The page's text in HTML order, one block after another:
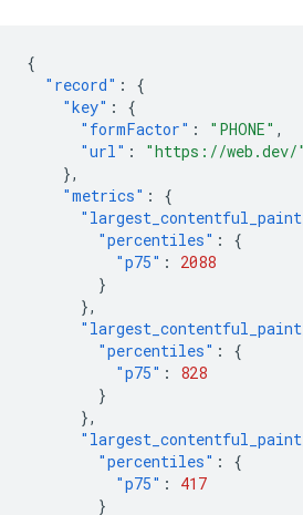
{
"record" :
{
"key" :
{
"formFactor" : "PHONE" ,
"url" :
"https://web.dev/"
},
"metrics" :
{
"percentiles" :
{
"p75" :
2088
}
},
"percentiles" :
{
"p75" :
828
}
},
"percentiles" :
{
"p75" :
417
}